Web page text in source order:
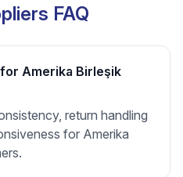
FAQ
Amerika Birleşik
return handling
for Amerika